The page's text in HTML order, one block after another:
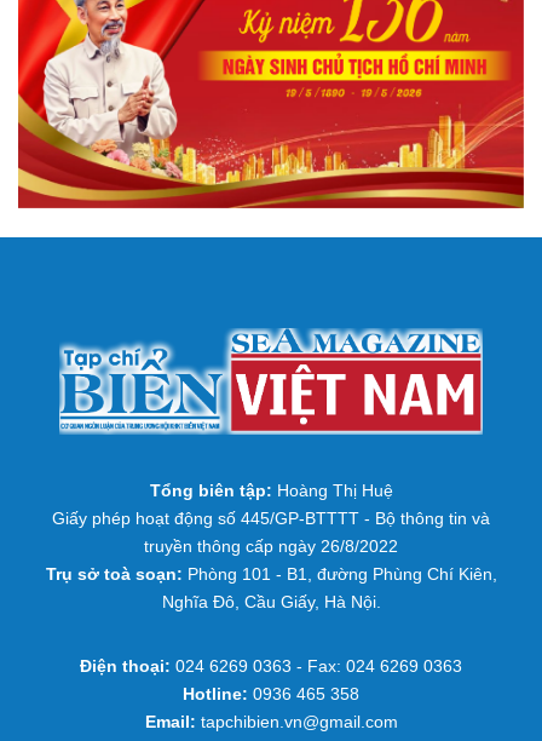
Tổng biên tập: Hoàng Thị Huệ
Giấy phép hoạt động số 445/GP-BTTTT - Bộ thông tin và
truyền thông cấp ngày 26/8/2022
Trụ sở toà soạn: Phòng 101 - B1, đường Phùng Chí Kiên,
Nghĩa Đô, Cầu Giấy, Hà Nội.
Điện thoại: 024 6269 0363 - Fax: 024 6269 0363
Hotline: 0936 465 358
Email: tapchibien.vn@gmail.com